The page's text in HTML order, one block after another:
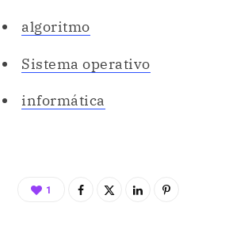
algoritmo
Sistema operativo
informática
1